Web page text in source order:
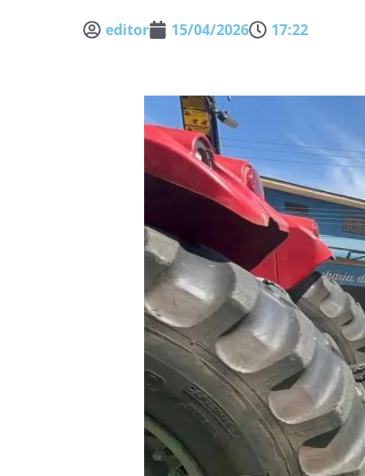
editor 15/04/2026 17:22